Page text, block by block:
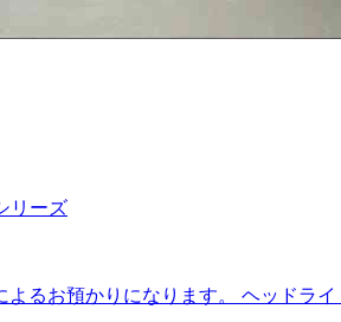
リーズ
よるお預かりになります。 ヘッドラ